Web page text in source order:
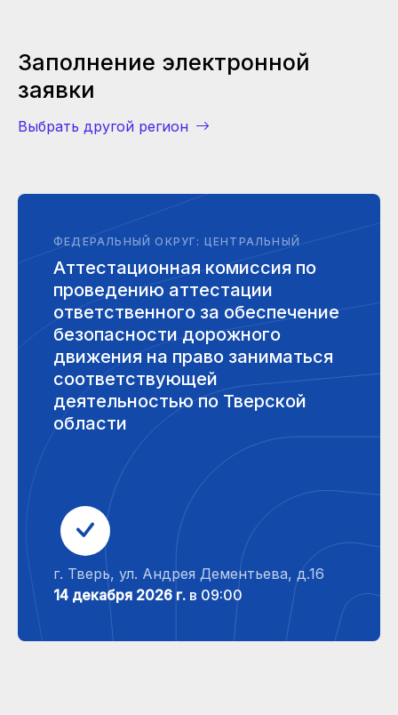
Заполнение электронной
заявки
Выбрать другой регион
ФЕДЕРАЛЬНЫЙ ОКРУГ: ЦЕНТРАЛЬНЫЙ
Аттестационная комиссия по
проведению аттестации
ответственного за обеспечение
безопасности дорожного
движения на право заниматься
соответствующей
деятельностью по Тверской
области
г. Тверь, ул. Андрея Дементьева, д.16
14 декабря 2026 г. в 09:00